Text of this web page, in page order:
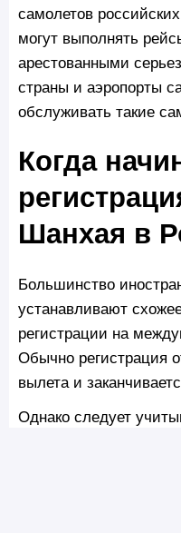
самолетов
могут выполнять
арестованными
страны и аэропорты
обслуживать такие
Когда
Шанхая в
Большинство
устанавливают
регистрации на
Обычно регистрация
вылета и
Однако следует